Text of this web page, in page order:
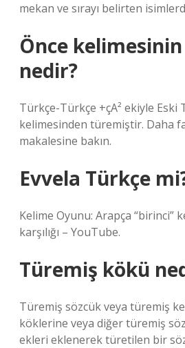
mekan ve sırayı belirten
Önce
nedir?
Türkçe-Türkçe +çA² ekiyle Eski
kelimesinden türemiştir. Daha
makalesine bakın.
Evvela Türkçe
Kelime Oyunu: Arapça “birinci”
karşılığı – YouTube.
Türemiş kökü
Türemiş sözcük veya türemiş
köklerine veya diğer türemiş
ekleri eklenerek türetilen bir